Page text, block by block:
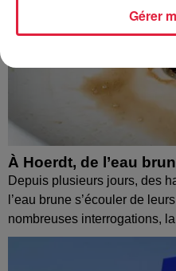
À Hoerdt, de l’eau
Depuis plusieurs jours, des
l’eau brune s’écouler de
nombreuses interrogations,
Gérer